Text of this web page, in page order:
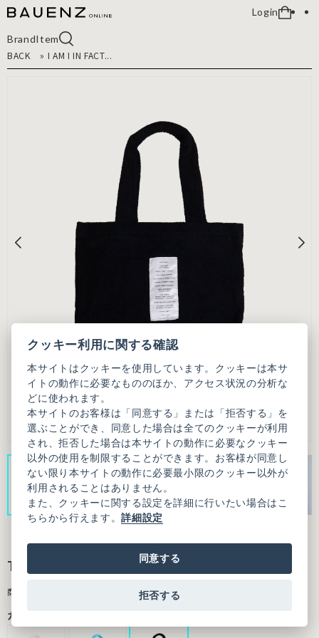
Login
BrandItem
BACK
» I AM I IN FACT...
TAO BAG
商品番号：9502BG003261F20
カラー
クッキー利用に関する確認
本サイトはクッキーを使用しています。クッキーは本サ
イトの動作に必要なもののほか、アクセス状況の分析な
どに使われます。
本サイトのお客様は「同意する」または「拒否する」を
選ぶことができ、同意した場合は全てのクッキーが利用
され、拒否した場合は本サイトの動作に必要なクッキー
以外の使用を制限することができます。お客様が同意し
ない限り本サイトの動作に必要最小限のクッキー以外が
利用されることはありません。
また、クッキーに関する設定を詳細に行いたい場合はこ
ちらから行えます。詳細設定
同意する
拒否する